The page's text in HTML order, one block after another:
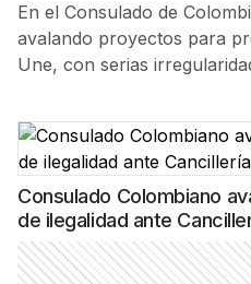
En el Consulado de
avalando proyectos para
Une, con serias
Consulado Colombiano
de ilegalidad ante